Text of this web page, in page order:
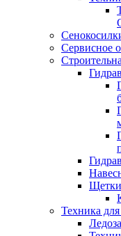
Сервисное
Техника